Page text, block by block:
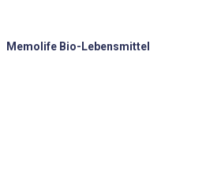
Memolife Bio-Lebensmittel